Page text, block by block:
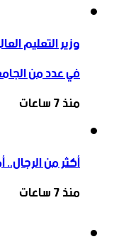
وزير التعليم
في عدد من
منذ 7 ساعات
أكثر من
منذ 7 ساعات